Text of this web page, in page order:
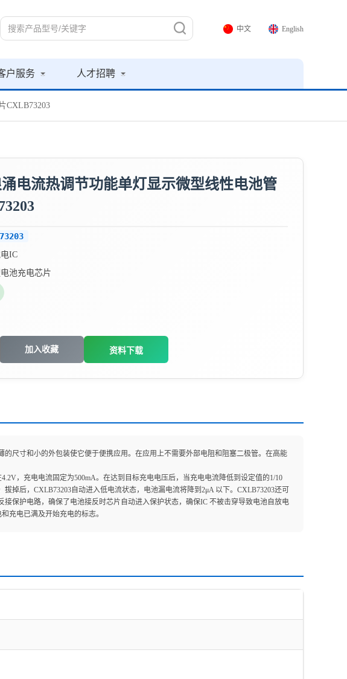
中文 English
户服务 人才招聘
CXLB73203
电流热调节功能单灯显示微型线性电池管
IC
池充电芯片
加入收藏 资料下载
尺寸和小的外包装使它便于便携应用。在应用上不需要外部电阻和阻塞二极管。在高能
，充电电流固定为500mA。在达到目标充电电压后，当充电电流降低到设定值的1/10
掉后，CXLB73203自动进入低电流状态，电池漏电流将降到2μA 以下。CXLB73203还可
保护电路，确保了电池接反时芯片自动进入保护状态，确保IC 不被击穿导致电池自放电
充电已满及开始充电的标志。